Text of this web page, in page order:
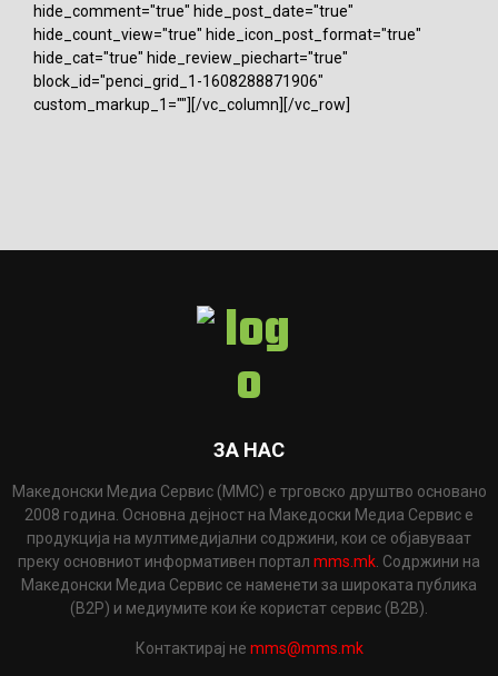
hide_comment="true" hide_post_date="true"
hide_count_view="true" hide_icon_post_format="true"
hide_cat="true" hide_review_piechart="true"
block_id="penci_grid_1-1608288871906"
custom_markup_1=""][/vc_column][/vc_row]
ЗА НАС
Македонски Медиа Сервис (ММС) е трговско друштво основано
2008 година. Основна дејност на Македоски Медиа Сервис е
продукција на мултимедијални содржини, кои се објавуваат
преку основниот информативен портал mms.mk . Содржини на
Македонски Медиа Сервис се наменети за широката публика
(B2P) и медиумите кои ќе користат сервис (B2B).
Контактирај не mms@mms.mk